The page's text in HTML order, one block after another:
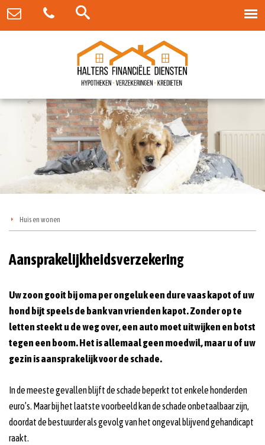
Huis en wonen
Aansprakelijkheidsverzekering
Uw zoon gooit bij oma per ongeluk een dure vaas kapot of uw
hond bijt speels de bank van vrienden kapot. Zonder op te
letten steekt u de weg over, een auto moet uitwijken en botst
tegen een boom. Het is allemaal geen moedwil, maar u of uw
gezin is aansprakelijk voor de schade.
In de meeste gevallen blijft de schade beperkt tot enkele honderden
euro’s. Maar bij het laatste voorbeeld kan de schade onbetaalbaar zijn,
doordat de bestuurder als gevolg van het ongeval blijvend gehandicapt
raakt.